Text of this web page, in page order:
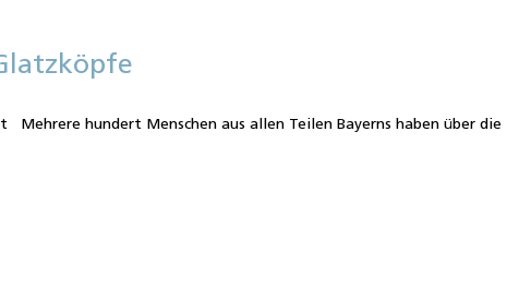
hundert Menschen aus allen Teilen Bayerns haben über die